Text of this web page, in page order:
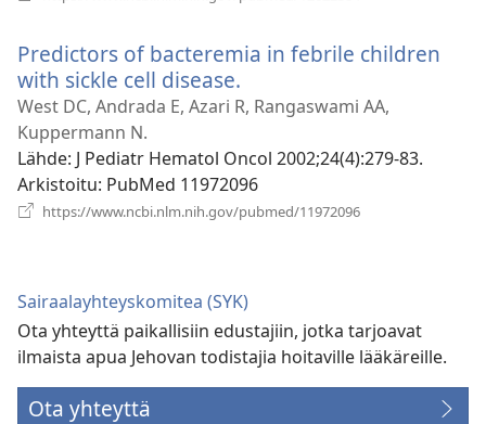
Predictors of bacteremia in febrile children
with sickle cell disease.
uuden
West DC, Andrada E, Azari R, Rangaswami AA,
Kuppermann N.
Lähde‎: J Pediatr Hematol Oncol 2002;24(4):279-83.
Arkistoitu‎: PubMed 11972096
https://www.ncbi.nlm.nih.gov/pubmed/11972096
Sairaalayhteyskomitea (SYK)
Ota yhteyttä paikallisiin edustajiin, jotka tarjoavat
ilmaista apua Jehovan todistajia hoitaville lääkäreille.
Ota yhteyttä